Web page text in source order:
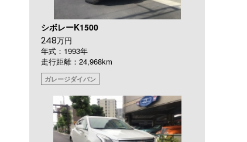
シボレーK1500
248万円
年式：1993年
走行距離：24,968km
ガレージダイバン